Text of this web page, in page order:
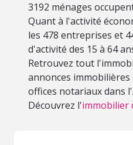
3192 ménages
Quant à l'activité
les 478 entreprises et
d'activité des 15 à 64
Retrouvez tout
annonces
offices notariaux dans
Découvrez l'immobilier